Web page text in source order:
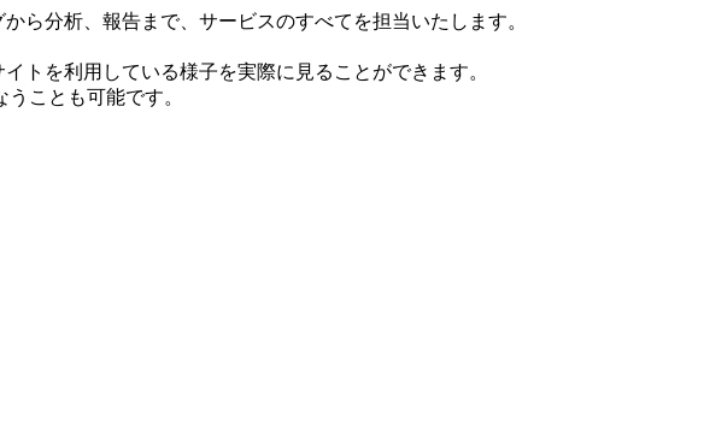
ら分析、報告まで、サービスのすべてを担当いたします。
トを利用している様子を実際に見ることができます。
ことも可能です。